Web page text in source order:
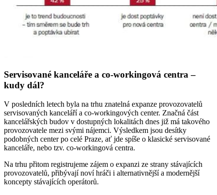
Servisované kanceláře a co-workingová centra –
kudy dál?
V posledních letech byla na trhu znatelná expanze provozovatelů
servisovaných kanceláří a co-workingových center. Značná část
kancelářských budov v dostupných lokalitách dnes již má takového
provozovatele mezi svými nájemci. Výsledkem jsou desítky
podobných center po celé Praze, ať jde spíše o klasické servisované
kanceláře, nebo tzv. co-workingová centra.
Na trhu přitom registrujeme zájem o expanzi ze strany stávajících
provozovatelů, přibývají noví hráči i alternativnější a modernější
koncepty stávajících operátorů.